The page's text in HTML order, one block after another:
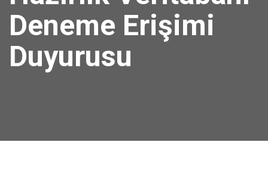
Deneme Erişimi
Duyurusu